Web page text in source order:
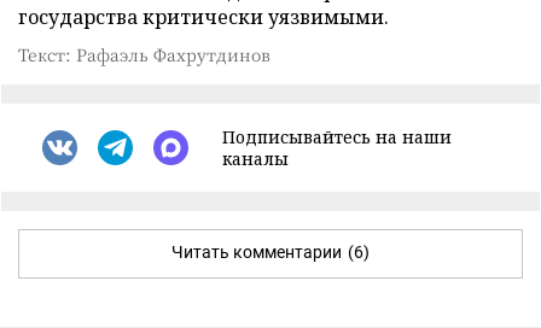
государства критически уязвимыми.
Текст: Рафаэль Фахрутдинов
Подписывайтесь на наши
каналы
Читать комментарии (6)